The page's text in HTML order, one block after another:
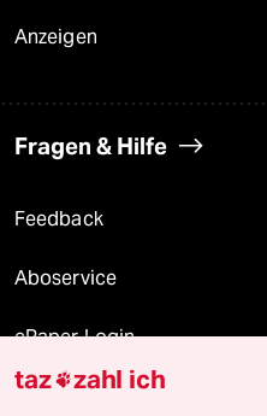
Anzeigen
Fragen & Hilfe
Feedback
Aboservice
ePaper Login
Downloads für Abonnierende
taz zahl ich